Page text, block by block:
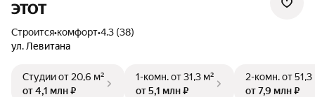
ЭТОТ
Строится•комфорт•4.3 (38)
ул. Левитана
Студииот 20,6 м²
от 4,1 млн ₽
1-комн.от 31,3 м²
от 5,1 млн ₽
2-комн.от 51,3
от 7,9 млн ₽